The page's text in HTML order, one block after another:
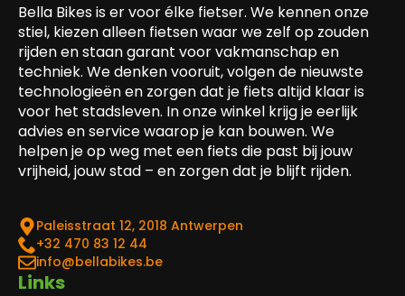
Bella Bikes is er voor élke fietser. We kennen onze
stiel, kiezen alleen fietsen waar we zelf op zouden
rijden en staan garant voor vakmanschap en
techniek. We denken vooruit, volgen de nieuwste
technologieën en zorgen dat je fiets altijd klaar is
voor het stadsleven. In onze winkel krijg je eerlijk
advies en service waarop je kan bouwen. We
helpen je op weg met een fiets die past bij jouw
vrijheid, jouw stad – en zorgen dat je blijft rijden.
Paleisstraat 12, 2018 Antwerpen
‎+32 470 83 12 44
info@bellabikes.be
Links